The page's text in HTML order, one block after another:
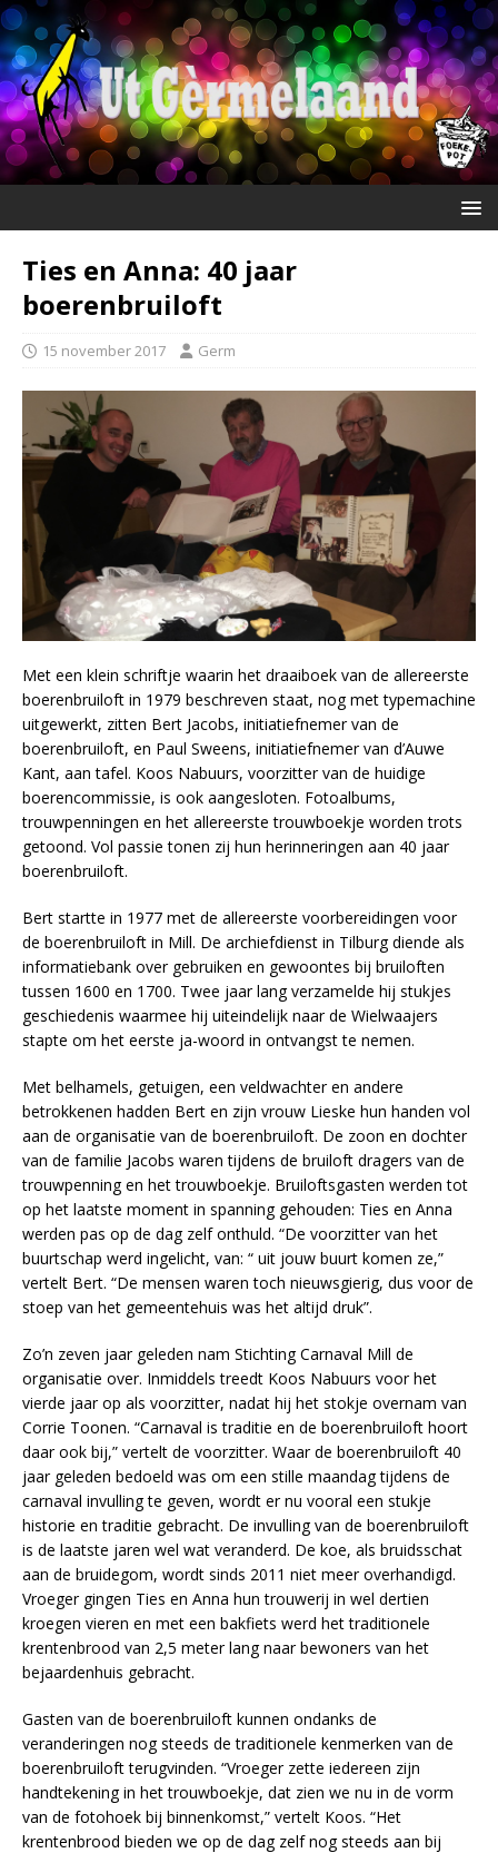
Ties en Anna: 40 jaar
boerenbruiloft
15 november 2017 Germ
Met een klein schriftje waarin het draaiboek van de allereerste
boerenbruiloft in 1979 beschreven staat, nog met typemachine
uitgewerkt, zitten Bert Jacobs, initiatiefnemer van de
boerenbruiloft, en Paul Sweens, initiatiefnemer van d’Auwe
Kant, aan tafel. Koos Nabuurs, voorzitter van de huidige
boerencommissie, is ook aangesloten. Fotoalbums,
trouwpenningen en het allereerste trouwboekje worden trots
getoond. Vol passie tonen zij hun herinneringen aan 40 jaar
boerenbruiloft.
Bert startte in 1977 met de allereerste voorbereidingen voor
de boerenbruiloft in Mill. De archiefdienst in Tilburg diende als
informatiebank over gebruiken en gewoontes bij bruiloften
tussen 1600 en 1700. Twee jaar lang verzamelde hij stukjes
geschiedenis waarmee hij uiteindelijk naar de Wielwaajers
stapte om het eerste ja-woord in ontvangst te nemen.
Met belhamels, getuigen, een veldwachter en andere
betrokkenen hadden Bert en zijn vrouw Lieske hun handen vol
aan de organisatie van de boerenbruiloft. De zoon en dochter
van de familie Jacobs waren tijdens de bruiloft dragers van de
trouwpenning en het trouwboekje. Bruiloftsgasten werden tot
op het laatste moment in spanning gehouden: Ties en Anna
werden pas op de dag zelf onthuld. “De voorzitter van het
buurtschap werd ingelicht, van: “ uit jouw buurt komen ze,”
vertelt Bert. “De mensen waren toch nieuwsgierig, dus voor de
stoep van het gemeentehuis was het altijd druk”.
Zo’n zeven jaar geleden nam Stichting Carnaval Mill de
organisatie over. Inmiddels treedt Koos Nabuurs voor het
vierde jaar op als voorzitter, nadat hij het stokje overnam van
Corrie Toonen. “Carnaval is traditie en de boerenbruiloft hoort
daar ook bij,” vertelt de voorzitter. Waar de boerenbruiloft 40
jaar geleden bedoeld was om een stille maandag tijdens de
carnaval invulling te geven, wordt er nu vooral een stukje
historie en traditie gebracht. De invulling van de boerenbruiloft
is de laatste jaren wel wat veranderd. De koe, als bruidsschat
aan de bruidegom, wordt sinds 2011 niet meer overhandigd.
Vroeger gingen Ties en Anna hun trouwerij in wel dertien
kroegen vieren en met een bakfiets werd het traditionele
krentenbrood van 2,5 meter lang naar bewoners van het
bejaardenhuis gebracht.
Gasten van de boerenbruiloft kunnen ondanks de
veranderingen nog steeds de traditionele kenmerken van de
boerenbruiloft terugvinden. “Vroeger zette iedereen zijn
handtekening in het trouwboekje, dat zien we nu in de vorm
van de fotohoek bij binnenkomst,” vertelt Koos. “Het
krentenbrood bieden we op de dag zelf nog steeds aan bij